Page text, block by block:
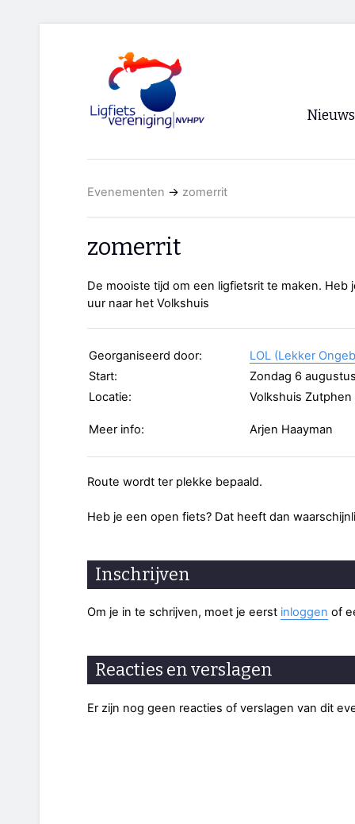
Nieuws
Evenementen → zomerrit
zomerrit
De mooiste tijd om een ligfietsrit te maken.
uur naar het Volkshuis
Georganiseerd door:
LOL (Lekker
Start:
Zondag 6
Locatie:
Volkshuis Zutphen
Meer info: Arjen Haayman
Route wordt ter plekke bepaald.
Heb je een open fiets? Dat heeft dan
Inschrijven
Om je in te schrijven, moet je eerst inloggen of
Reacties en verslagen
Er zijn nog geen reacties of verslagen van dit